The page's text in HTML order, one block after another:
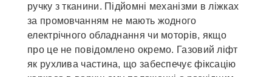
ручку з тканини. Підйомні механізми в ліжках
за промовчанням не мають жодного
електрічного обладнання чи моторів, якщо
про це не повідомлено окремо. Газовий ліфт
як рухлива частина, що забеспечує фіксацію